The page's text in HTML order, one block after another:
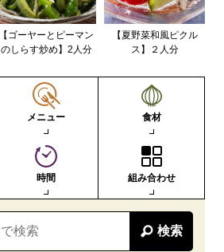
【ゴーヤーとピーマン
のしらす炒め】2人分
【夏野菜和風ピクル
ス】２人分
メニュー 食材
時間 組み合わせ
検索